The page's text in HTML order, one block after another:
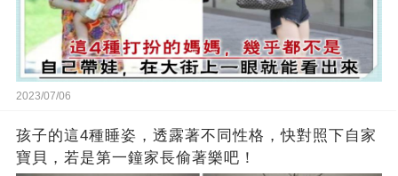
2023/07/06
孩子的這4種睡姿，透露著不同性格，快對照下自家
寶貝，若是第一鐘家長偷著樂吧！